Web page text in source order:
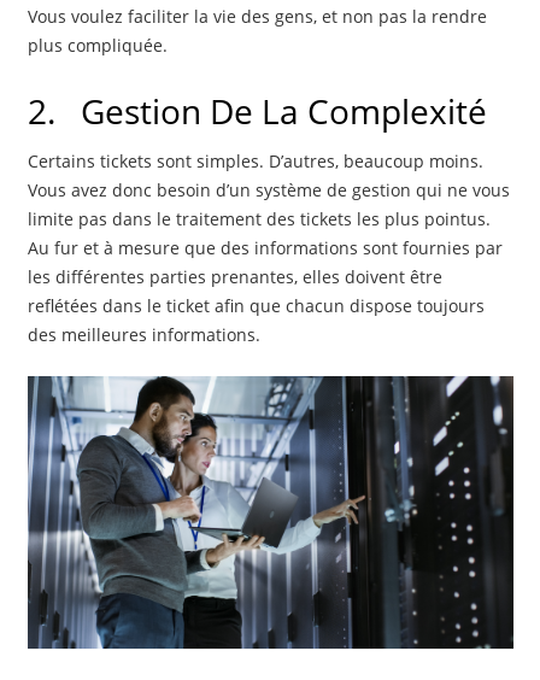
Vous voulez faciliter la vie des gens, et non pas la rendre
plus compliquée.
2. Gestion De La Complexité
Certains tickets sont simples. D’autres, beaucoup moins.
Vous avez donc besoin d’un système de gestion qui ne vous
limite pas dans le traitement des tickets les plus pointus.
Au fur et à mesure que des informations sont fournies par
les différentes parties prenantes, elles doivent être
reflétées dans le ticket afin que chacun dispose toujours
des meilleures informations.